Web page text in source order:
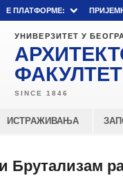
E ПЛАТФОРМЕ:
УНИВЕРЗИТЕТ У
ФАКУЛТЕТ
ИСТРАЖИВАЊА
Брутализам